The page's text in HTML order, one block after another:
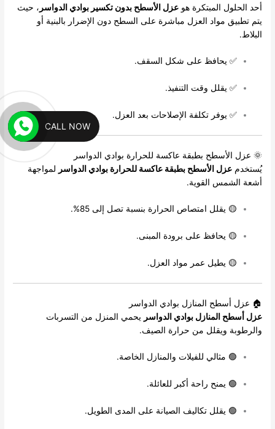
أحد الحلول المبتكرة هوعزل الأسطح بدون تكسير بوادي الدواسر ، حيث
يتم تطبيق مواد العزل مباشرة على السطح دون الإضرار بالبنية أو
البلاط.
✅ يحافظ على شكل السقف.
✅ يقلل وقت التنفيذ.
✅ يوفر تكلفة الإصلاحات بعد العزل.
🌞 عزل الأسطح بطبقة عاكسة للحرارة بوادي الدواسر
يُستخدمعزل الأسطح بطبقة عاكسة للحرارة بوادي الدواسر لمواجهة
أشعة الشمس القوية.
🟡 يقلل امتصاص الحرارة بنسبة تصل إلى 85%.
🟡 يحافظ على برودة المبنى.
🟡 يطيل عمر مواد العزل.
🏠 عزل أسطح المنازل بوادي الدواسر
عزل أسطح المنازل بوادي الدواسر يحمي المنزل من التسربات
والرطوبة ويقلل من حرارة الصيف.
🟢 مثالي للفيلات والمنازل الخاصة.
🟢 يمنح راحة أكبر للعائلة.
🟢 يقلل تكاليف الصيانة على المدى الطويل.
CALL NOW